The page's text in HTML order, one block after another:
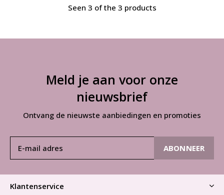
Seen 3 of the 3 products
Meld je aan voor onze
nieuwsbrief
Ontvang de nieuwste aanbiedingen en promoties
ABONNEER
Klantenservice